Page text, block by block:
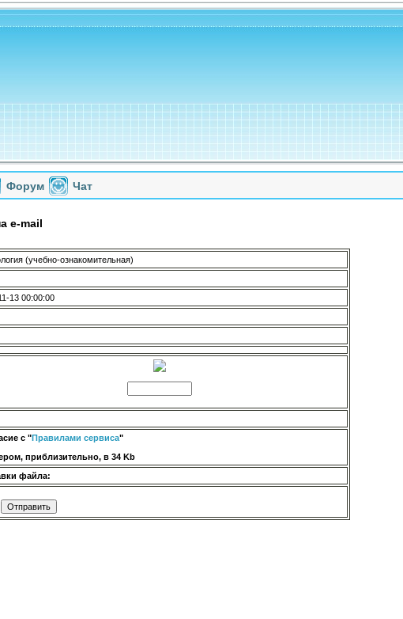
Форум Чат
e-mail
(учебно-ознакомительная)
13 00:00:00
с "Правилами сервиса"
приблизительно, в 34 Kb
файла: